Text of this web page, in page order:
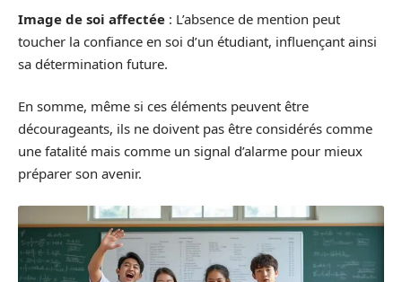
Image de soi affectée : L’absence de mention peut
toucher la confiance en soi d’un étudiant, influençant ainsi
sa détermination future.
En somme, même si ces éléments peuvent être
décourageants, ils ne doivent pas être considérés comme
une fatalité mais comme un signal d’alarme pour mieux
préparer son avenir.